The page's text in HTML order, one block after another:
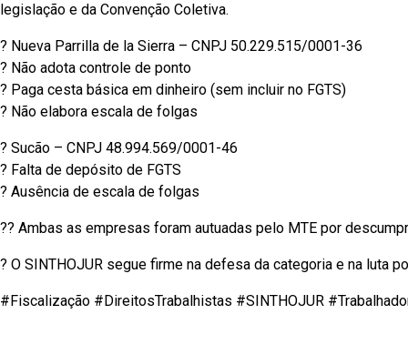
legislação e da Convenção Coletiva.
? Nueva Parrilla de la Sierra – CNPJ 50.229.515/0001-36
? Não adota controle de ponto
? Paga cesta básica em dinheiro (sem incluir no FGTS)
? Não elabora escala de folgas
? Sucão – CNPJ 48.994.569/0001-46
? Falta de depósito de FGTS
? Ausência de escala de folgas
?? Ambas as empresas foram autuadas pelo MTE por
? O SINTHOJUR segue firme na defesa da categoria e na luta
#Fiscalização #DireitosTrabalhistas #SINTHOJUR